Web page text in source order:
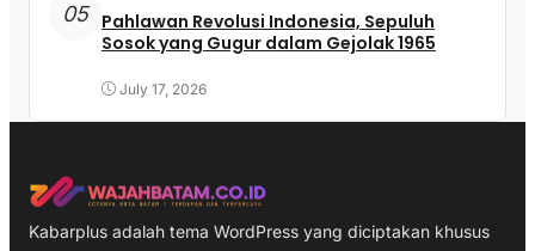
05 Pahlawan Revolusi Indonesia, Sepuluh
Sosok yang Gugur dalam Gejolak 1965
July 17, 2026
Kabarplus adalah tema WordPress yang diciptakan khusus